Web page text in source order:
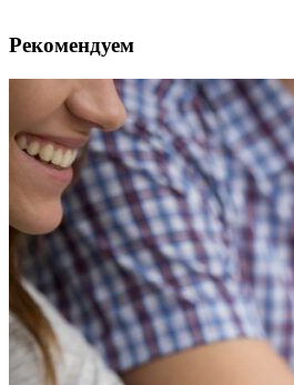
Рекомендуем